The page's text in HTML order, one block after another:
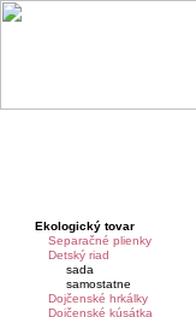
Ekologický tovar
Separačné plienky
Detský riad
sada
samostatne
Dojčenské hrkálky
Dojčenské kúsátka